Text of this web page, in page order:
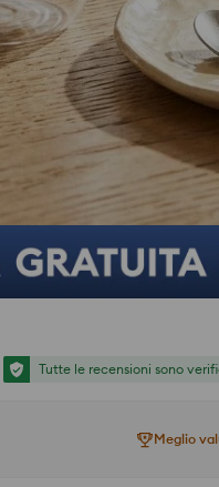
Tutte le recensioni sono
Meglio